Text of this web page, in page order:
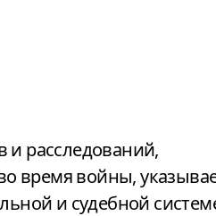
и расследований,
время войны,
и судебной